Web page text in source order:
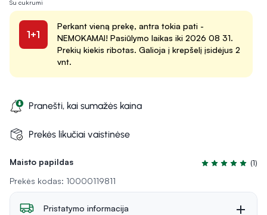
Maisto papildas
Įvertinimas 5.0
(1)
Prekės kodas: 10000119811
Su cukrumi
1+1
Perkant vieną prekę, antra tokia pati -
NEMOKAMAI! Pasiūlymo laikas iki 2026 08 31.
Prekių kiekis ribotas. Galioja į krepšelį įsidėjus 2
vnt.
Pranešti, kai sumažės kaina
Prekės likučiai vaistinėse
Pristatymo informacija